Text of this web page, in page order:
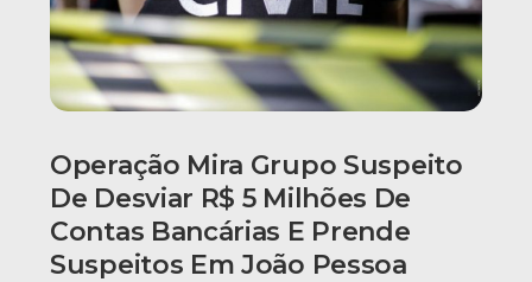
Operação Mira Grupo Suspeito
De Desviar R$ 5 Milhões De
Contas Bancárias E Prende
Suspeitos Em João Pessoa